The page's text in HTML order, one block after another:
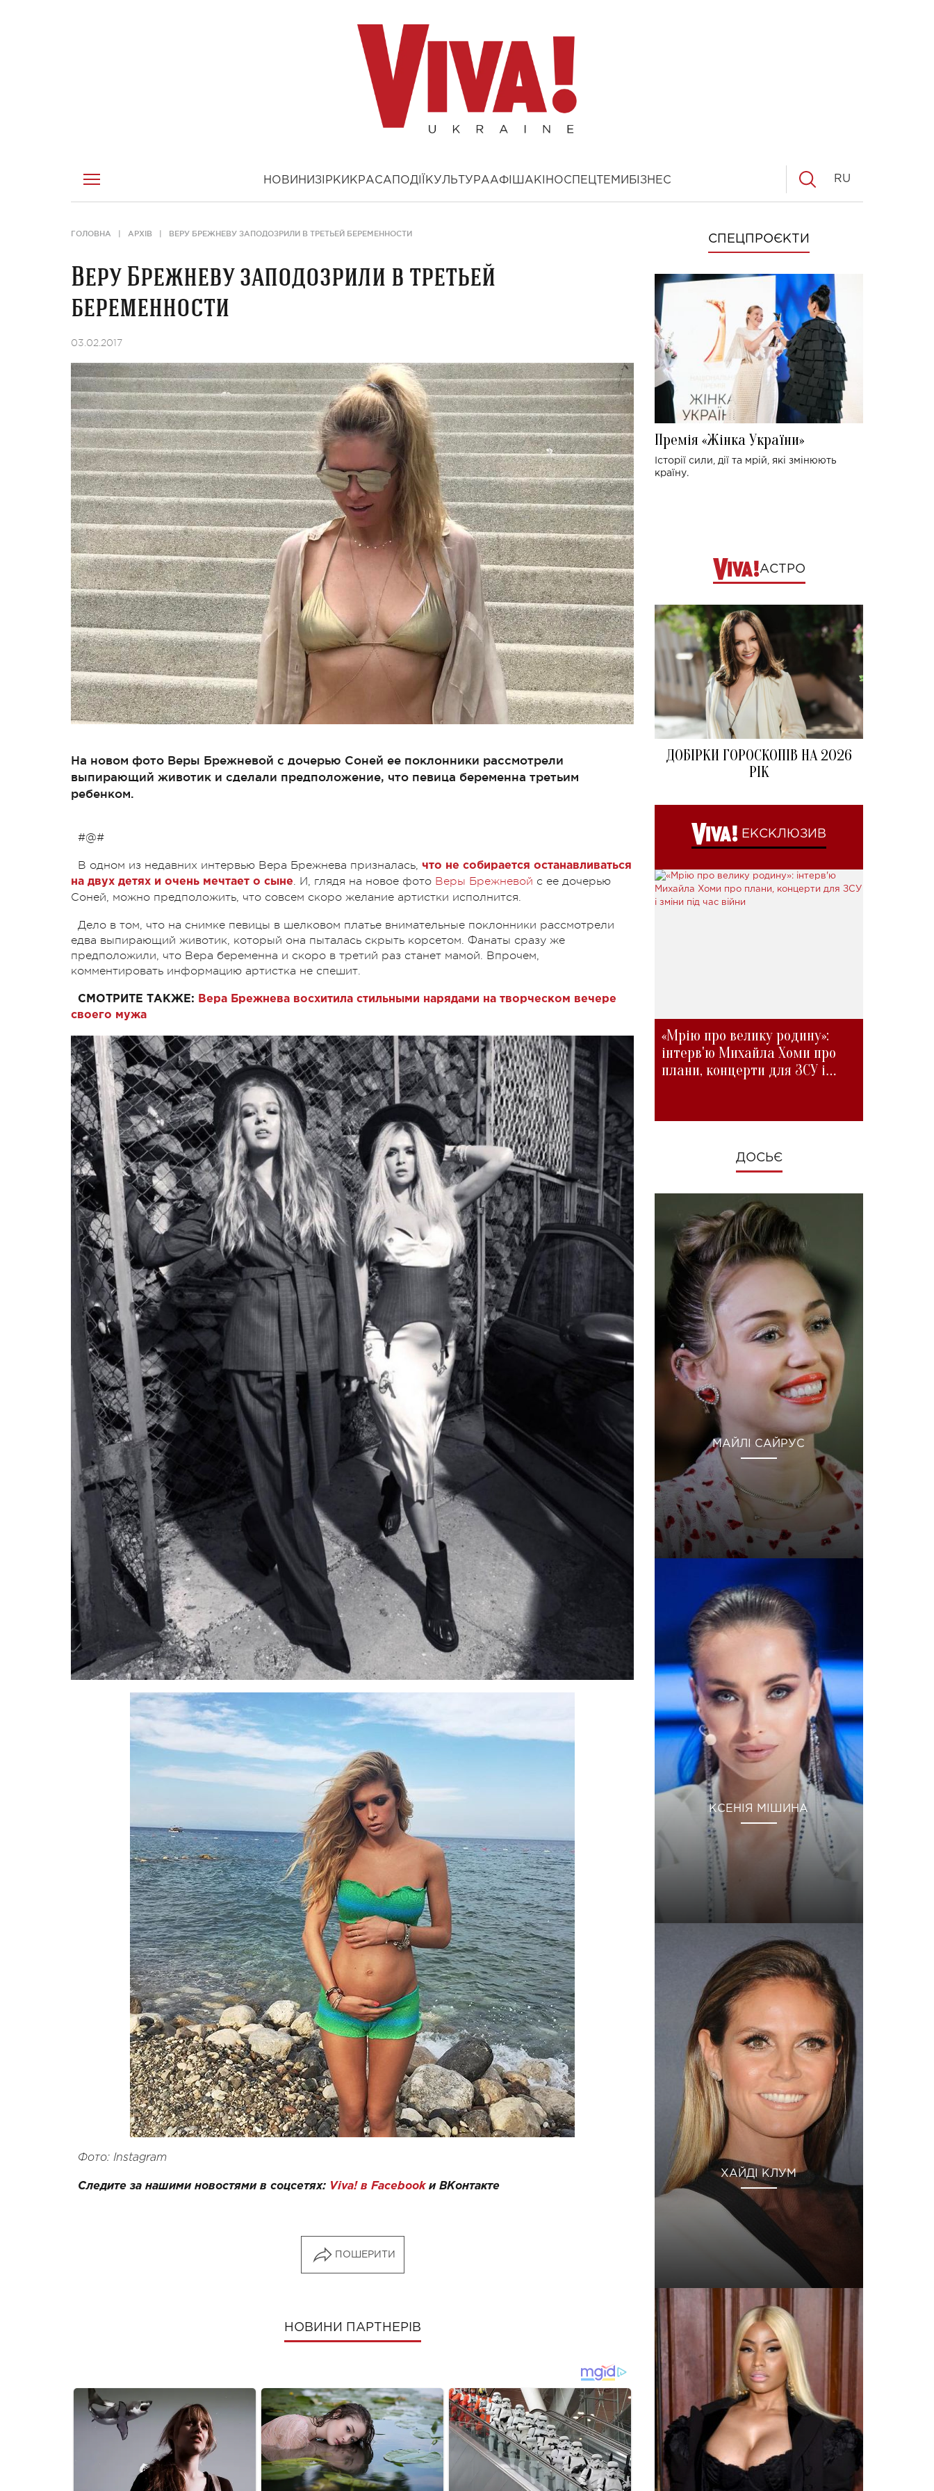
НОВИНИ ЗІРКИ КРАСА ПОДІЇ КУЛЬТУРААФІША КІНОСПЕЦТЕМИ БІЗНЕС RU
ГОЛОВНА АРХІВ ВЕРУ БРЕЖНЕВУ ЗАПОДОЗРИЛИ В ТРЕТЬЕЙ БЕРЕМЕННОСТИ
Веру Брежневу заподозрили в третьей
беременности
03.02.2017
На новом фото Веры Брежневой с дочерью Соней ее поклонники рассмотрели
выпирающий животик и сделали предположение, что певица беременна третьим
ребенком.
#@#
В одном из недавних интервью Вера Брежнева призналась, что не собирается останавливаться
на двух детях и очень мечтает о сыне. И, глядя на новое фото Веры Брежневой с ее дочерью
Соней, можно предположить, что совсем скоро желание артистки исполнится.
Дело в том, что на снимке певицы в шелковом платье внимательные поклонники рассмотрели
едва выпирающий животик, который она пыталась скрыть корсетом. Фанаты сразу же
предположили, что Вера беременна и скоро в третий раз станет мамой. Впрочем,
комментировать информацию артистка не спешит.
СМОТРИТЕ ТАКЖЕ: Вера Брежнева восхитила стильными нарядами на творческом вечере
своего мужа
Фото: Instagram
Следите за нашими новостями в соцсетях: Viva! в Facebookи ВКонтакте
ПОШЕРИТИ
НОВИНИ ПАРТНЕРІВ
СПЕЦПРОЄКТИ
Премія «Жінка України»
Історії сили, дії та мрій, які змінюють
країну.
АСТРО
ДОБІРКИ ГОРОСКОПІВ НА 2026
РІК
ЕКСКЛЮЗИВ
«Мрію про велику родину»:
інтерв'ю Михайла Хоми про
плани, концерти для ЗСУ і
ДОСЬЄ
МАЙЛІ САЙРУС
КСЕНІЯ МІШИНА
ХАЙДІ КЛУМ